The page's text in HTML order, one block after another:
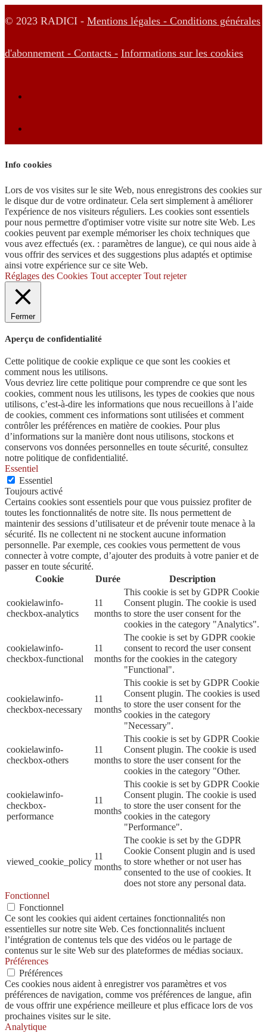
© 2023 RADICI - Mentions légales - Conditions générales
d'abonnement - Contacts - Informations sur les cookies
Info cookies
Lors de vos visites sur le site Web, nous enregistrons des cookies sur
le disque dur de votre ordinateur. Cela sert simplement à améliorer
l'expérience de nos visiteurs réguliers. Les cookies sont essentiels
pour nous permettre d'optimiser votre visite sur notre site Web. Les
cookies peuvent par exemple mémoriser les choix techniques que
vous avez effectués (ex. : paramètres de langue), ce qui nous aide à
vous offrir des services et des suggestions plus adaptés et optimise
ainsi votre expérience sur ce site Web.
Réglages des Cookies Tout accepter Tout rejeter
Fermer
Aperçu de confidentialité
Cette politique de cookie explique ce que sont les cookies et
comment nous les utilisons.
Vous devriez lire cette politique pour comprendre ce que sont les
cookies, comment nous les utilisons, les types de cookies que nous
utilisons, c’est-à-dire les informations que nous recueillons à l’aide
de cookies, comment ces informations sont utilisées et comment
contrôler les préférences en matière de cookies. Pour plus
d’informations sur la manière dont nous utilisons, stockons et
conservons vos données personnelles en toute sécurité, consultez
notre politique de confidentialité.
Essentiel
Essentiel
Toujours activé
Certains cookies sont essentiels pour que vous puissiez profiter de
toutes les fonctionnalités de notre site. Ils nous permettent de
maintenir des sessions d’utilisateur et de prévenir toute menace à la
sécurité. Ils ne collectent ni ne stockent aucune information
personnelle. Par exemple, ces cookies vous permettent de vous
connecter à votre compte, d’ajouter des produits à votre panier et de
passer en toute sécurité.
Cookie
Durée Description
cookielawinfo-
checkbox-analytics
11
months
This cookie is set by GDPR Cookie
Consent plugin. The cookie is used
to store the user consent for the
cookies in the category "Analytics".
cookielawinfo-
checkbox-functional
11
months
The cookie is set by GDPR cookie
consent to record the user consent
for the cookies in the category
"Functional".
cookielawinfo-
checkbox-necessary
11
months
This cookie is set by GDPR Cookie
Consent plugin. The cookies is used
to store the user consent for the
cookies in the category
"Necessary".
cookielawinfo-
checkbox-others
11
months
This cookie is set by GDPR Cookie
Consent plugin. The cookie is used
to store the user consent for the
cookies in the category "Other.
cookielawinfo-
checkbox-
performance
11
months
This cookie is set by GDPR Cookie
Consent plugin. The cookie is used
to store the user consent for the
cookies in the category
"Performance".
viewed_cookie_policy
11
months
The cookie is set by the GDPR
Cookie Consent plugin and is used
to store whether or not user has
consented to the use of cookies. It
does not store any personal data.
Fonctionnel
Fonctionnel
Ce sont les cookies qui aident certaines fonctionnalités non
essentielles sur notre site Web. Ces fonctionnalités incluent
l’intégration de contenus tels que des vidéos ou le partage de
contenus sur le site Web sur des plateformes de médias sociaux.
Préférences
Préférences
Ces cookies nous aident à enregistrer vos paramètres et vos
préférences de navigation, comme vos préférences de langue, afin
de vous offrir une expérience meilleure et plus efficace lors de vos
prochaines visites sur le site.
Analytique